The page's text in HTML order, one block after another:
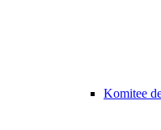
Komitee